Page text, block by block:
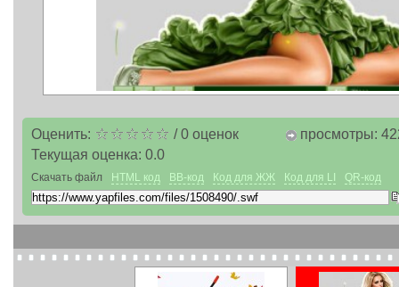
Оценить: /0оценок
Текущая оценка: 0.0
просмотры:
Скачать файл HTML код BB-код Код для ЖЖ Код для LI QR-код